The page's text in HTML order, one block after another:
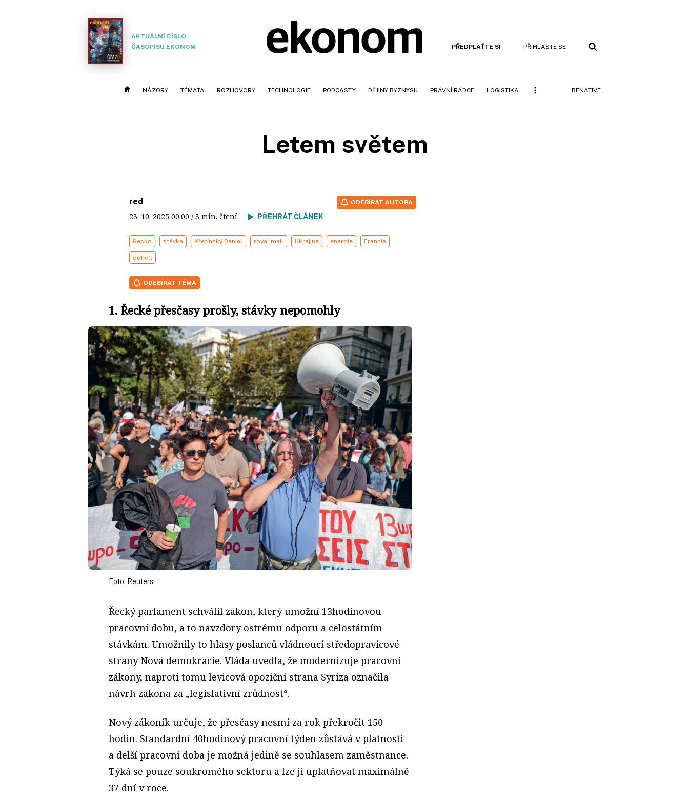
AKTUÁLNÍ ČÍSLO
ČASOPISU EKONOM
PŘEDPLAŤTE SI PŘIHLASTE SE
NÁZORY TÉMATA ROZHOVORY TECHNOLOGIE PODCASTY DĚJINY BYZNYSU PRÁVNÍ RÁDCE LOGISTIKA BENATIVE
Letem světem
red
23. 10. 2025 00:00 / 3 min. čtení PŘEHRÁT ČLÁNEK
ODEBÍRAT AUTORA
Řecko stávka Křetínský Daniel royal mail Ukrajina energie Francie
deficit
ODEBÍRAT TÉMA
1. Řecké přesčasy prošly, stávky nepomohly
Foto: Reuters
Řecký parlament schválil zákon, který umožní 13hodinovou
pracovní dobu, a to navzdory ostrému odporu a celostátním
stávkám. Umožnily to hlasy poslanců vládnoucí středopravicové
strany Nová demokracie. Vláda uvedla, že modernizuje pracovní
zákony, naproti tomu levicová opoziční strana Syriza označila
návrh zákona za „legislativní zrůdnost“.
Nový zákoník určuje, že přesčasy nesmí za rok překročit 150
hodin. Standardní 40hodinový pracovní týden zůstává v platnosti
a delší pracovní doba je možná jedině se souhlasem zaměstnance.
Týká se pouze soukromého sektoru a lze ji uplatňovat maximálně
37 dní v roce.